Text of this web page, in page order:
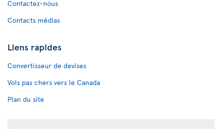
Contactez-nous
Contacts médias
Liens rapides
Convertisseur de devises
Vols pas chers vers le Canada
Plan du site